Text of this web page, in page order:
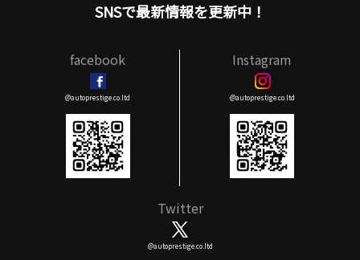
SNSで最新情報を更新中！
facebook
@autoprestige.co.ltd
Instagram
@autoprestige.co.ltd
Twitter
@autoprestige.co.ltd